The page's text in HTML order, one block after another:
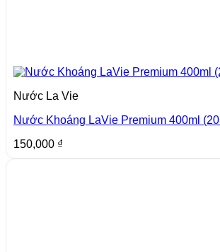
Nước La Vie
Nước Khoáng LaVie Premium 400ml
150,000 ₫